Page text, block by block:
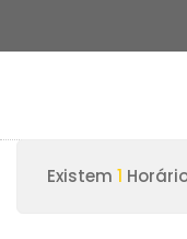
Existem 1